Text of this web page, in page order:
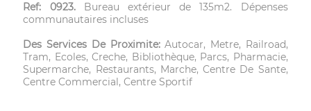
Ref: 0923.Bureau extérieur de 135m2. Dépenses
communautaires incluses
Des Services De Proximite:Autocar, Metre, Railroad,
Tram, Ecoles, Creche, Bibliothèque, Parcs, Pharmacie,
Supermarche, Restaurants, Marche, Centre De Sante,
Centre Commercial, Centre Sportif